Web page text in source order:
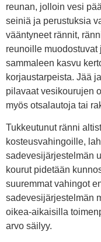
reunan, jolloin vesi
seiniä ja perustuksia
vääntyneet rännit,
reunoille
sammaleen kasvu
korjaustarpeista. Jää
pilavaat vesikourujen
myös otsalautoja tai
Tukkeutunut ränni
kosteusvahingoille,
sadevesijärjestelmän
kourut pidetään
suuremmat vahingot
sadevesijärjestelmän
oikea-aikaisilla
arvo säilyy.